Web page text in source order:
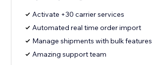
Activate +30 carrier services
Automated real time order import
Manage shipments with bulk features
Amazing support team